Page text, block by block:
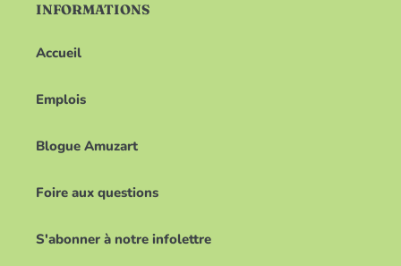
INFORMATIONS
Accueil
Emplois
Blogue Amuzart
Foire aux questions
S'abonner à notre infolettre